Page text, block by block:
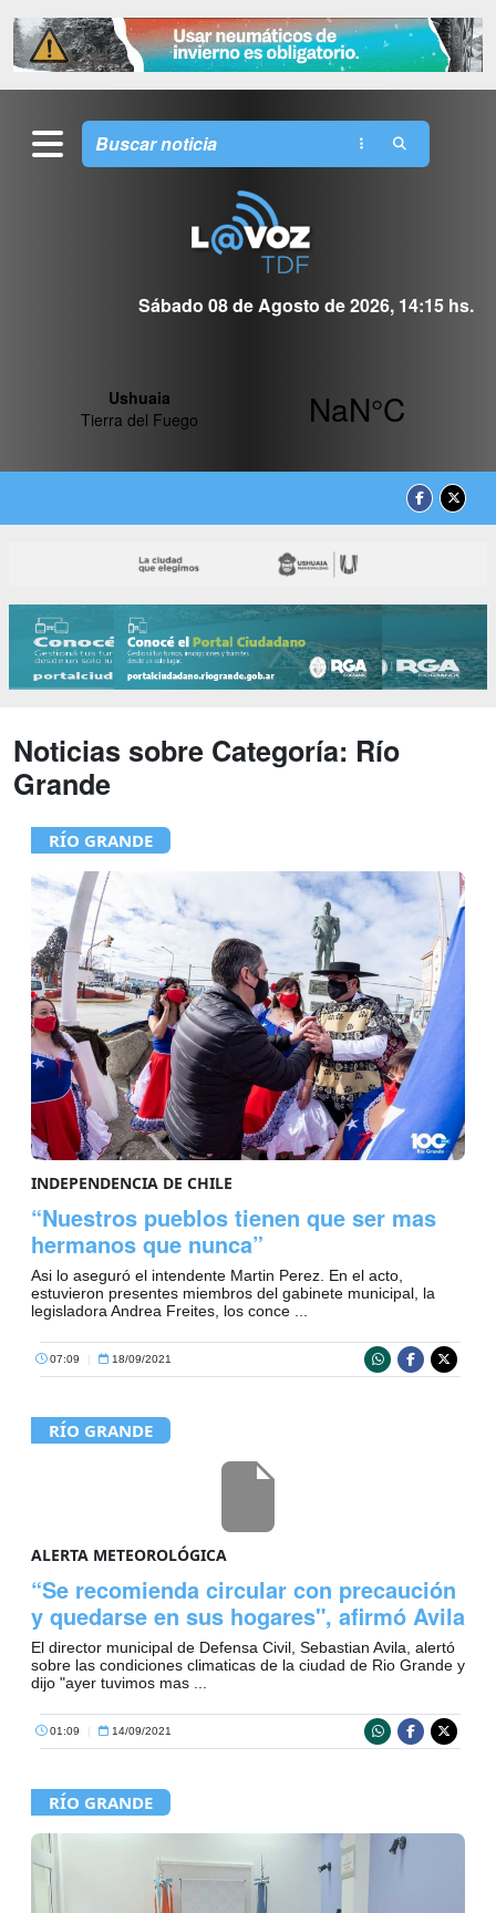
Sábado 08 de Agosto de 2026, 14:15 hs.
Noticias sobre Categoría: Río
Grande
RÍO GRANDE
INDEPENDENCIA DE CHILE
“Nuestros pueblos tienen que ser mas
hermanos que nunca”
Asi lo aseguró el intendente Martin Perez. En el acto,
estuvieron presentes miembros del gabinete municipal, la
legisladora Andrea Freites, los conce ...
07:09 | 18/09/2021
RÍO GRANDE
ALERTA METEOROLÓGICA
“Se recomienda circular con precaución
y quedarse en sus hogares", afirmó Avila
El director municipal de Defensa Civil, Sebastian Avila, alertó
sobre las condiciones climaticas de la ciudad de Rio Grande y
dijo "ayer tuvimos mas ...
01:09 | 14/09/2021
RÍO GRANDE